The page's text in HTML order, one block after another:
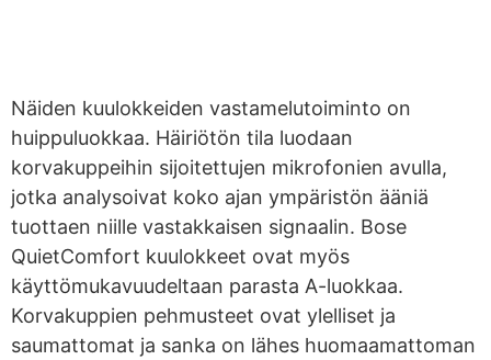
Näiden kuulokkeiden vastamelutoiminto on
huippuluokkaa. Häiriötön tila luodaan
korvakuppeihin sijoitettujen mikrofonien avulla,
jotka analysoivat koko ajan ympäristön ääniä
tuottaen niille vastakkaisen signaalin. Bose
QuietComfort kuulokkeet ovat myös
käyttömukavuudeltaan parasta A-luokkaa.
Korvakuppien pehmusteet ovat ylelliset ja
saumattomat ja sanka on lähes huomaamattoman